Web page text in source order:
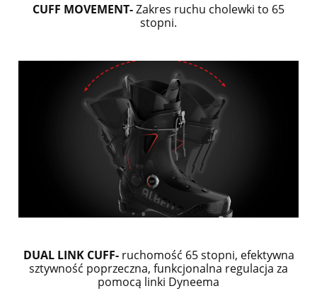
CUFF MOVEMENT-Zakres ruchu cholewki to 65
stopni.
DUAL LINK CUFF- ruchomość 65 stopni, efektywna
sztywność poprzeczna, funkcjonalna regulacja za
pomocą linki Dyneema